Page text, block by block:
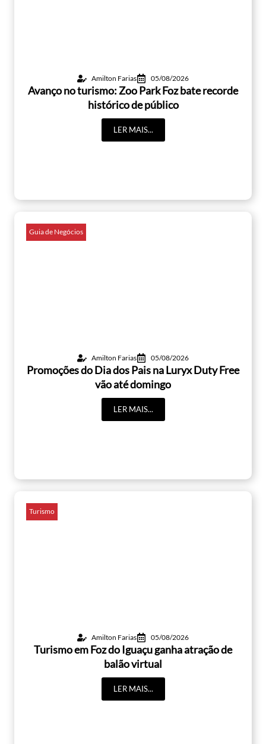
Amilton Farias 05/08/2026
Avanço no turismo: Zoo Park Foz bate recorde
histórico de público
LER MAIS...
Guia de Negócios
Amilton Farias 05/08/2026
Promoções do Dia dos Pais na Luryx Duty Free
vão até domingo
LER MAIS...
Turismo
Amilton Farias 05/08/2026
Turismo em Foz do Iguaçu ganha atração de
balão virtual
LER MAIS...